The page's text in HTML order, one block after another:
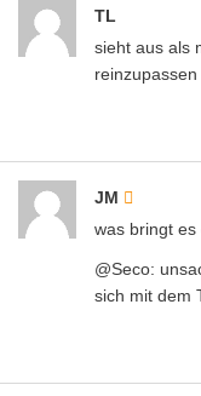
TL
sieht aus als
reinzupassen
JM
was bringt es
@Seco:
sich mit dem